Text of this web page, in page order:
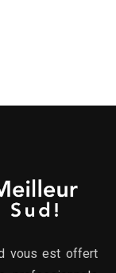
vous est offert